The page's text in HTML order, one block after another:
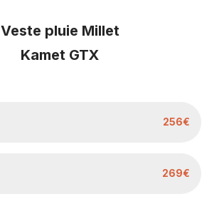
Veste pluie Millet
Kamet GTX
256€
269€